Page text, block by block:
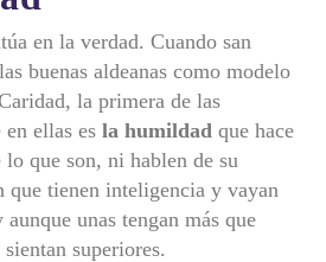
en la verdad. Cuando san
buenas aldeanas como modelo
la primera de las
ellas es la humildad que hace
que son, ni hablen de su
que tienen inteligencia y vayan
unas tengan más que
superiores.